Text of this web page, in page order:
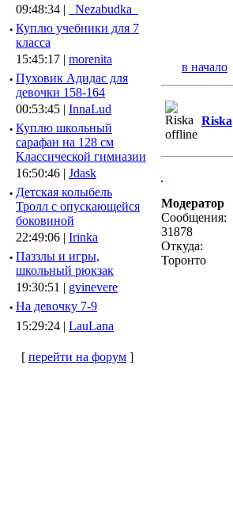
09:48:34 |
_Nezabudka_
· Куплю учебники для 7
класса
15:45:17 | morenita
· Пуховик Адидас для
девочки 158-164
00:53:45 | InnaLud
· Куплю школьный
сарафан на 128 см
Классической гимназии
16:50:46 | Jdask
· Детская колыбель
Тролл с опускающейся
боковиной
22:49:06 | Irinka
· Паззлы и игры,
школьный рюкзак
19:30:51 | gvinevere
· Hа девочку 7-9
15:29:24 | LauLana
[ перейти на форум ]
в начало
Riska
Модератор
Сообщения:
31878
Откуда:
Торонто